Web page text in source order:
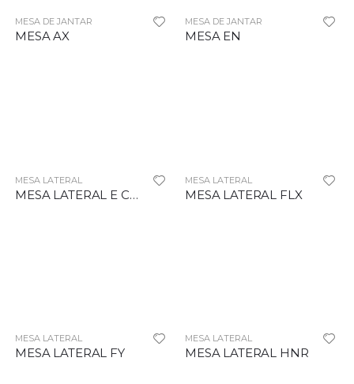
MESA DE JANTAR
MESA AX
MESA DE JANTAR
MESA EN
MESA LATERAL
MESA LATERAL E CENTRO TRM
MESA LATERAL
MESA LATERAL FLX
MESA LATERAL
MESA LATERAL FY
MESA LATERAL
MESA LATERAL HNR